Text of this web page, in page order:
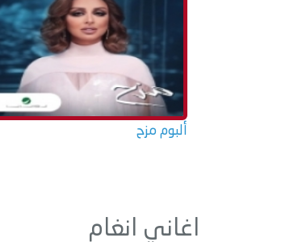
ألبوم مزح
اغاني انغام